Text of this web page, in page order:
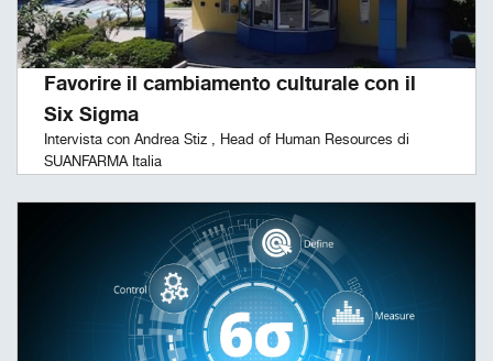
Favorire il cambiamento culturale con il
Six Sigma
Intervista con Andrea Stiz , Head of Human Resources di
SUANFARMA Italia